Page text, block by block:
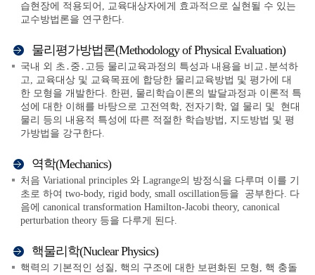
습현장에 적용되어, 교육대상자에게 효과적으로 실현될 수 있는
교수방법론을 연구한다.
물리평가방법론(Methodology of Physical Evaluation)
국내 외 초․중․고등 물리교육과정의 특성과 내용을 비교․분석하
고, 교육대상 및 교육목표에 합당한 물리교육방법 및 평가에 대
한 모형을 개발한다. 한편, 물리학습이론의 발달과정과 이론적 특
성에 대한 이해를 바탕으로 고전역학, 전자기학, 열 물리 및 현대
물리 등의 내용적 특성에 따른 적절한 학습방법, 지도방법 및 평
가방법을 강구한다.
역학(Mechanics)
처음 Variational principles 와 Lagrange의 방정식을 다루며 이를 기
초로 하여 two-body, rigid body, small oscillation등을 공부한다. 다
음에 canonical transformation Hamilton-Jacobi theory, canonical
perturbation theory 등을 다루게 된다.
핵물리학(Nuclear Physics)
핵력의 기본적인 성질, 핵의 구조에 대한 보편화된 모형, 핵 충돌